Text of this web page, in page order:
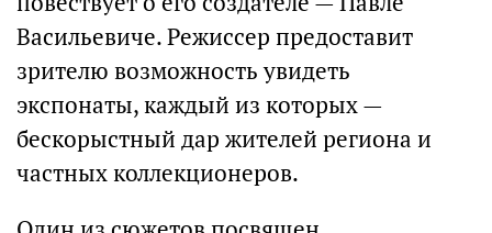
Васильевиче. Режиссер предоставит
зрителю возможность увидеть
экспонаты, каждый из которых —
бескорыстный дар жителей региона и
частных коллекционеров.